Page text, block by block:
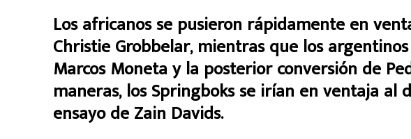
Los africanos se pusieron rápidamente en
Christie Grobbelar, mientras que los
Marcos Moneta y la posterior conversión de
maneras, los Springboks se irían en ventaja al
ensayo de Zain Davids.